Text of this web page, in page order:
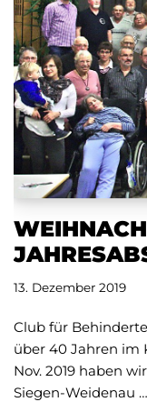
13. Dezember 2019
Club für
über 40 Jahren im
Nov. 2019 haben
Siegen-Weidenau …